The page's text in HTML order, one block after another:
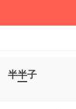
半半子